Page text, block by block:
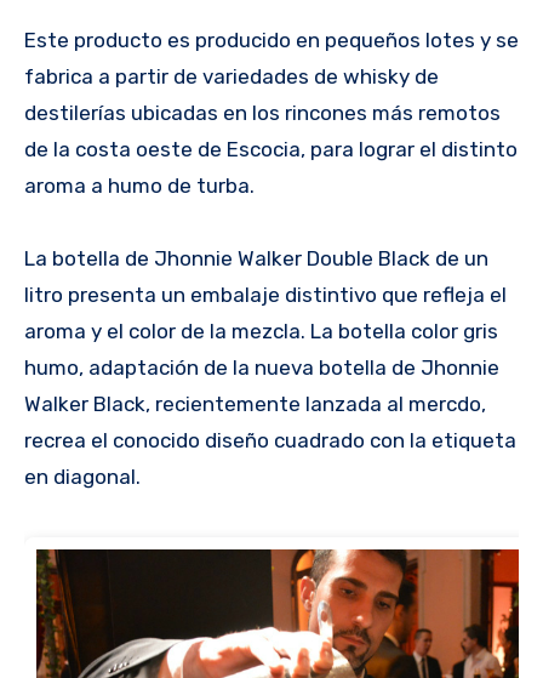
Este producto es producido en pequeños lotes y se
fabrica a partir de variedades de whisky de
destilerías ubicadas en los rincones más remotos
de la costa oeste de Escocia, para lograr el distinto
aroma a humo de turba.
La botella de Jhonnie Walker Double Black de un
litro presenta un embalaje distintivo que refleja el
aroma y el color de la mezcla. La botella color gris
humo, adaptación de la nueva botella de Jhonnie
Walker Black, recientemente lanzada al mercdo,
recrea el conocido diseño cuadrado con la etiqueta
en diagonal.